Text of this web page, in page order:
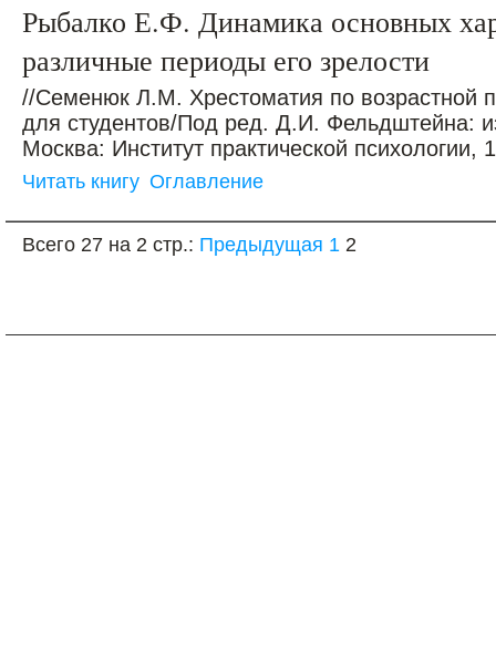
Рыбалко Е.Ф. Динамика основных
различные периоды его зрелости
//Семенюк Л.М. Хрестоматия по возрастной
для студентов/Под ред. Д.И. Фельдштейна:
Москва: Институт практической психологии,
Читать книгу Оглавление
Всего 27 на 2 стр.: Предыдущая 1 2